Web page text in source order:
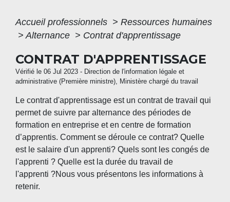
Accueil professionnels > Ressources humaines
> Alternance > Contrat d'apprentissage
CONTRAT D'APPRENTISSAGE
Vérifié le 06 Jul 2023 - Direction de l'information légale et
administrative (Première ministre), Ministère chargé du travail
Le contrat d'apprentissage est un contrat de travail qui
permet de suivre par alternance des périodes de
formation en entreprise et en centre de formation
d’apprentis. Comment se déroule ce contrat? Quelle
est le salaire d'un apprenti? Quels sont les congés de
l'apprenti ? Quelle est la durée du travail de
l'apprenti ?Nous vous présentons les informations à
retenir.